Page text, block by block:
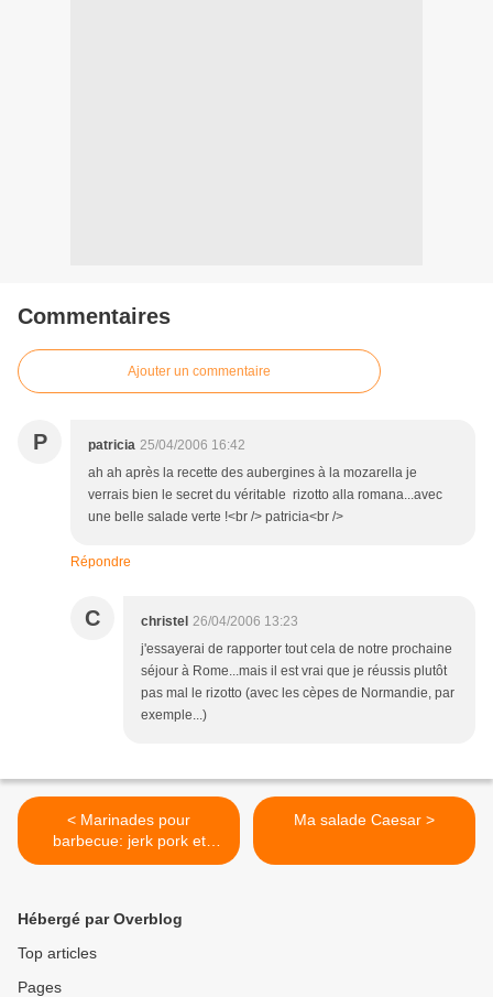
Commentaires
Ajouter un commentaire
P patricia 25/04/2006 16:42
ah ah après la recette des aubergines à la mozarella je
verrais bien le secret du véritable rizotto alla romana...avec
une belle salade verte !<br /> patricia<br />
Répondre
C christel 26/04/2006 13:23
j'essayerai de rapporter tout cela de notre prochaine
séjour à Rome...mais il est vrai que je réussis plutôt
pas mal le rizotto (avec les cèpes de Normandie, par
exemple...)
< Marinades pour
barbecue: jerk pork et
poulet tandoori
Ma salade Caesar >
Hébergé par Overblog
Top articles
Pages